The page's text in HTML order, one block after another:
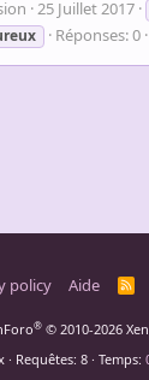
25 Juillet 2017
Réponses: 0
policy Aide
R
® © 2010-2026
Requêtes 8 Temps